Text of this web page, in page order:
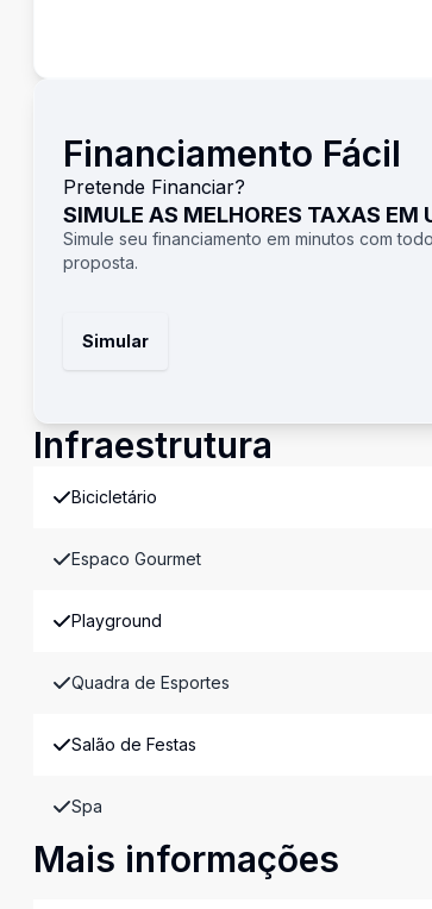
Financiamento Fácil
Pretende Financiar?
SIMULE AS MELHORES TAXAS EM
Simule seu financiamento em minutos com
proposta.
Simular
Infraestrutura
Bicicletário
Espaco Gourmet
Playground
Quadra de Esportes
Salão de Festas
Spa
Mais informações